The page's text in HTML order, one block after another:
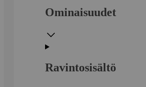
Ominaisuudet
Ravintosisältö